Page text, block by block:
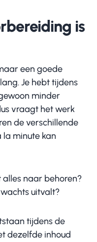
is
een goede
Je hebt tijdens
minder
vraagt het werk
de verschillende
la minute kan
naar behoren?
uitvalt?
tijdens de
dezelfde inhoud